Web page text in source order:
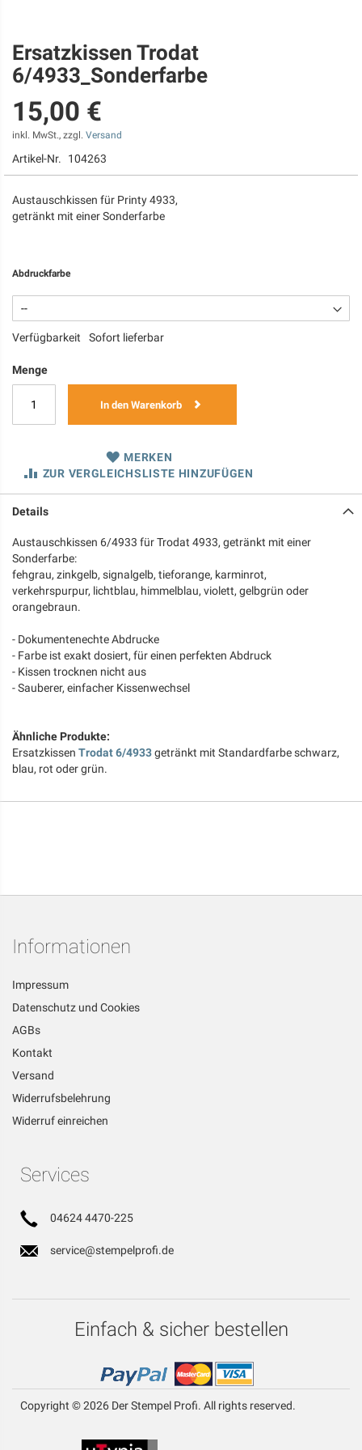
Zum
Anfang
der
springen
Ersatzkissen Trodat
6/4933_Sonderfarbe
15,00 €
inkl. MwSt., zzgl. Versand
Artikel-Nr. 104263
Austauschkissen für Printy 4933,
getränkt mit einer Sonderfarbe
Abdruckfarbe
Verfügbarkeit Sofort lieferbar
Menge
In den Warenkorb
MERKEN
ZUR VERGLEICHSLISTE HINZUFÜGEN
Details
Austauschkissen 6/4933 für Trodat 4933, getränkt mit einer
Sonderfarbe:
fehgrau, zinkgelb, signalgelb, tieforange, karminrot,
verkehrspurpur, lichtblau, himmelblau, violett, gelbgrün oder
orangebraun.
- Dokumentenechte Abdrucke
- Farbe ist exakt dosiert, für einen perfekten Abdruck
- Kissen trocknen nicht aus
- Sauberer, einfacher Kissenwechsel
Ähnliche Produkte:
Ersatzkissen Trodat 6/4933getränkt mit Standardfarbe schwarz,
blau, rot oder grün.
Informationen
Impressum
Datenschutz und Cookies
AGBs
Kontakt
Versand
Widerrufsbelehrung
Widerruf einreichen
Services
04624 4470-225
service@stempelprofi.de
Einfach & sicher bestellen
Copyright © 2026 Der Stempel Profi. All rights reserved.